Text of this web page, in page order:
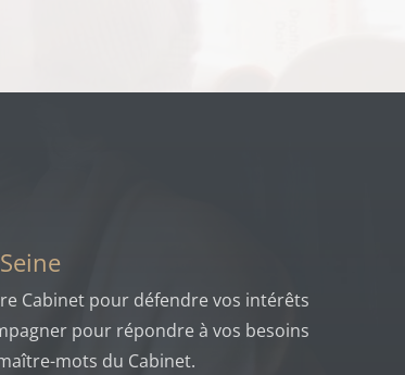
Cabinet pour défendre vos intérêts
pour répondre à vos besoins
mots du Cabinet.